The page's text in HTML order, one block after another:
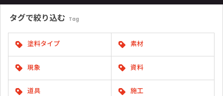
タグで絞り込む Tag
塗料タイプ 素材
現象 資料
道具 施工